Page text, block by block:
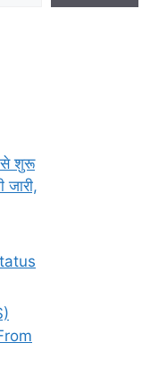
से शुरू
जारी,